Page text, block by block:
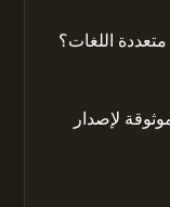
لإصدار